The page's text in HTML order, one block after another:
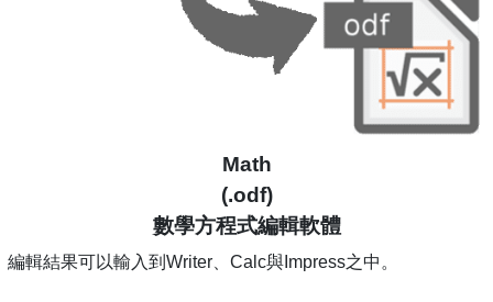
Math
(.odf)
數學方程式編輯軟體
編輯結果可以輸入到Writer、Calc與Impress之中。